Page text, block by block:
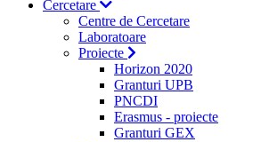
Cercetare
Centre de Cercetare
Laboratoare
Proiecte
Horizon 2020
Granturi UPB
PNCDI
Erasmus - proiecte
Granturi GEX